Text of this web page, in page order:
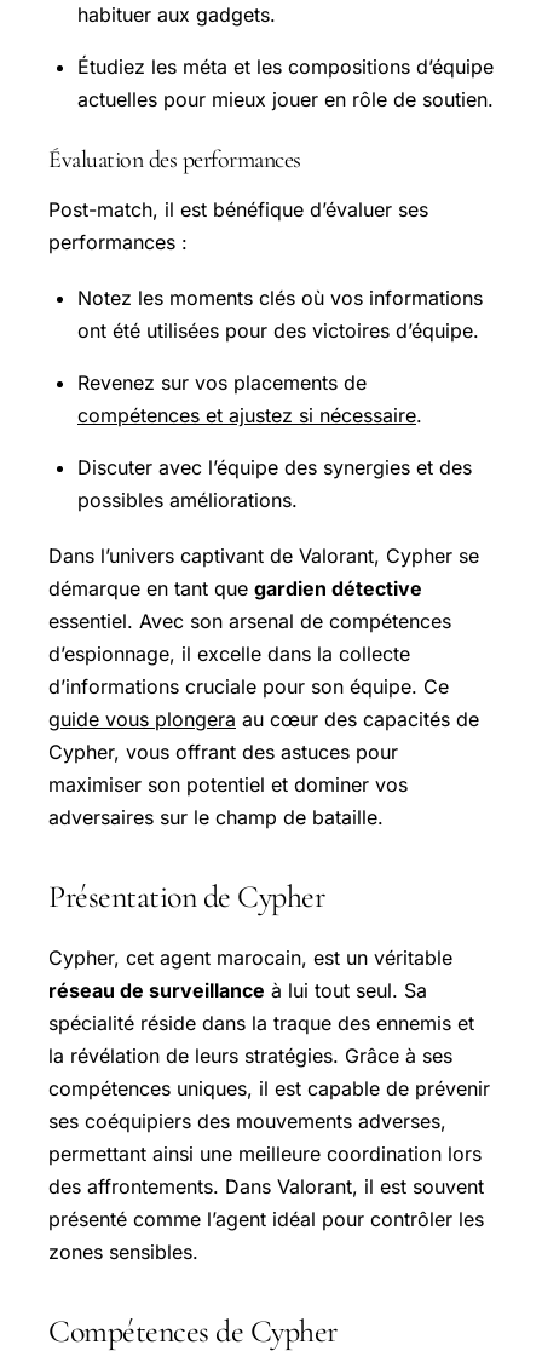
habituer aux gadgets.
Étudiez les méta et les compositions d’équipe
actuelles pour mieux jouer en rôle de soutien.
Évaluation des performances
Post-match, il est bénéfique d’évaluer ses
performances :
Notez les moments clés où vos informations
ont été utilisées pour des victoires d’équipe.
Revenez sur vos placements de
compétences et ajustez si nécessaire.
Discuter avec l’équipe des synergies et des
possibles améliorations.
Dans l’univers captivant de Valorant, Cypher se
démarque en tant que gardien détective
essentiel. Avec son arsenal de compétences
d’espionnage, il excelle dans la collecte
d’informations cruciale pour son équipe. Ce
guide vous plongera au cœur des capacités de
Cypher, vous offrant des astuces pour
maximiser son potentiel et dominer vos
adversaires sur le champ de bataille.
Présentation de Cypher
Cypher, cet agent marocain, est un véritable
réseau de surveillance à lui tout seul. Sa
spécialité réside dans la traque des ennemis et
la révélation de leurs stratégies. Grâce à ses
compétences uniques, il est capable de prévenir
ses coéquipiers des mouvements adverses,
permettant ainsi une meilleure coordination lors
des affrontements. Dans Valorant, il est souvent
présenté comme l’agent idéal pour contrôler les
zones sensibles.
Compétences de Cypher